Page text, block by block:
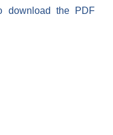
download the PDF